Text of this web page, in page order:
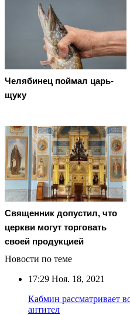
Челябинец поймал царь-
щуку
Священник допустил, что
церкви могут торговать
своей продукцией
Новости по теме
17:29 Ноя. 18, 2021
Кабмин рассматривает
антител